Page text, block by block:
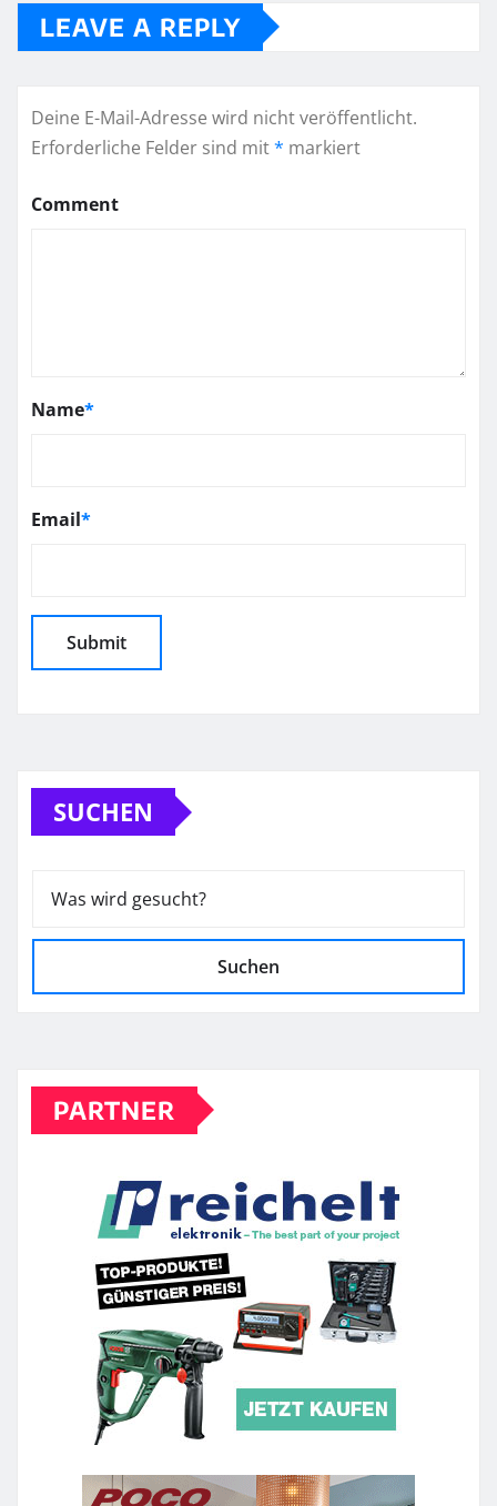
LEAVE A REPLY
Deine E-Mail-Adresse wird nicht veröffentlicht.
Erforderliche Felder sind mit* markiert
Comment
Name*
Email*
SUCHEN
Suchen
PARTNER